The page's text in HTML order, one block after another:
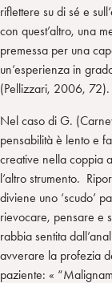
riflettere su di sé e
con quest’altro, una
premessa per una
un’esperienza in
(Pellizzari, 2006, 72).
Nel caso di G.
pensabilità è lento e
creative nella coppia
l’altro strumento.
diviene uno ‘scudo’
rievocare, pensare e
rabbia sentita
avverare la profezia
paziente: «